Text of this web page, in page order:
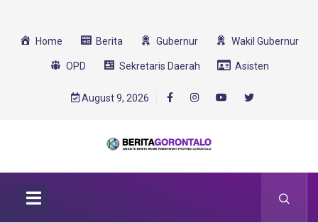
Home Berita Gubernur Wakil Gubernur
OPD Sekretaris Daerah Asisten
August 9, 2026